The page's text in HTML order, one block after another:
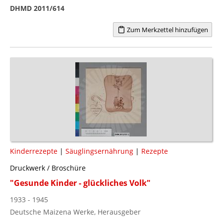
DHMD 2011/614
Zum Merkzettel hinzufügen
Kinderrezepte | Säuglingsernährung | Rezepte
Druckwerk / Broschüre
"Gesunde Kinder - glückliches Volk"
1933 - 1945
Deutsche Maizena Werke, Herausgeber